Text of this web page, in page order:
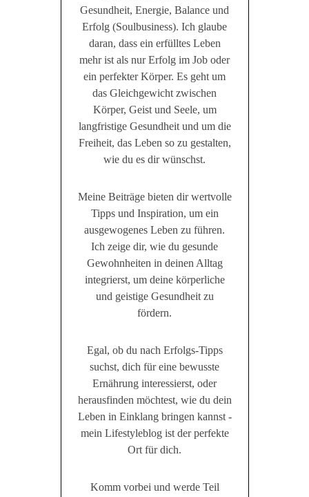
Gesundheit, Energie, Balance und
Erfolg (Soulbusiness). Ich glaube
daran, dass ein erfülltes Leben
mehr ist als nur Erfolg im Job oder
ein perfekter Körper. Es geht um
das Gleichgewicht zwischen
Körper, Geist und Seele, um
langfristige Gesundheit und um die
Freiheit, das Leben so zu gestalten,
wie du es dir wünschst.
Meine Beiträge bieten dir wertvolle
Tipps und Inspiration, um ein
ausgewogenes Leben zu führen.
Ich zeige dir, wie du gesunde
Gewohnheiten in deinen Alltag
integrierst, um deine körperliche
und geistige Gesundheit zu
fördern.
Egal, ob du nach Erfolgs-Tipps
suchst, dich für eine bewusste
Ernährung interessierst, oder
herausfinden möchtest, wie du dein
Leben in Einklang bringen kannst -
mein Lifestyleblog ist der perfekte
Ort für dich.
Komm vorbei und werde Teil